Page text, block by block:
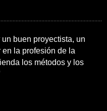
buen proyectista, un
la profesión de la
los métodos y los